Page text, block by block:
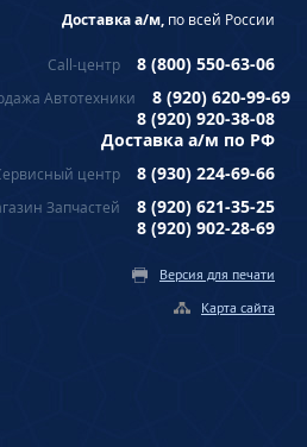
Доставка а/м, по всей России
Call-центр 8 (800) 550-63-06
Автотехники
8 (920) 620-99-69
8 (920) 920-38-08
Доставка а/м по РФ
центр 8 (930) 224-69-66
Запчастей
8 (920) 621-35-25
8 (920) 902-28-69
Версия для печати
Карта сайта